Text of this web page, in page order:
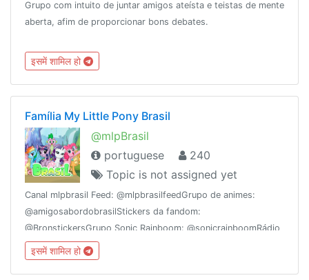
Grupo com intuito de juntar amigos ateísta e teistas de mente
aberta, afim de proporcionar bons debates.
इसमें शामिल हो
Família My Little Pony Brasil
@mlpBrasil
portuguese
240
Topic is not assigned yet
Canal mlpbrasil Feed: @mlpbrasilfeedGrupo de animes:
@amigosabordobrasilStickers da fandom:
@BronstickersGrupo Sonic Rainboom: @sonicrainboomRádio
Equestria Brasil: @EqgMusicGartic mlpBrasil:
http://gartic.me/01XOeE
इसमें शामिल हो